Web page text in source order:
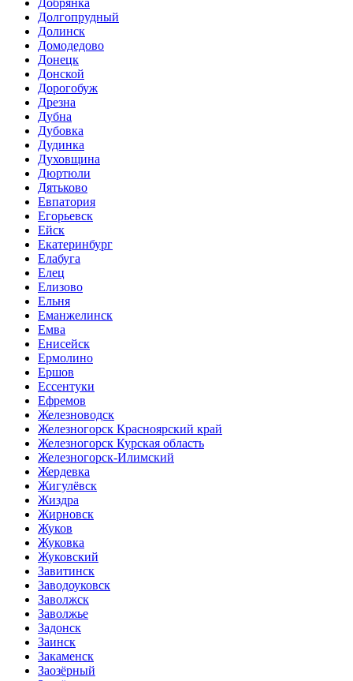
Добрянка
Долгопрудный
Долинск
Домодедово
Донецк
Донской
Дорогобуж
Дрезна
Дубна
Дубовка
Дудинка
Духовщина
Дюртюли
Дятьково
Евпатория
Егорьевск
Ейск
Екатеринбург
Елабуга
Елец
Елизово
Ельня
Еманжелинск
Емва
Енисейск
Ермолино
Ершов
Ессентуки
Ефремов
Железноводск
Железногорск Красноярский край
Железногорск Курская область
Железногорск-Илимский
Жердевка
Жигулёвск
Жиздра
Жирновск
Жуков
Жуковка
Жуковский
Завитинск
Заводоуковск
Заволжск
Заволжье
Задонск
Заинск
Закаменск
Заозёрный